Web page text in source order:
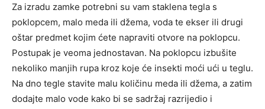
Za izradu zamke potrebni su vam staklena tegla s
poklopcem, malo meda ili džema, voda te ekser ili drugi
oštar predmet kojim ćete napraviti otvore na poklopcu.
Postupak je veoma jednostavan. Na poklopcu izbušite
nekoliko manjih rupa kroz koje će insekti moći ući u teglu.
Na dno tegle stavite malu količinu meda ili džema, a zatim
dodajte malo vode kako bi se sadržaj razrijedio i